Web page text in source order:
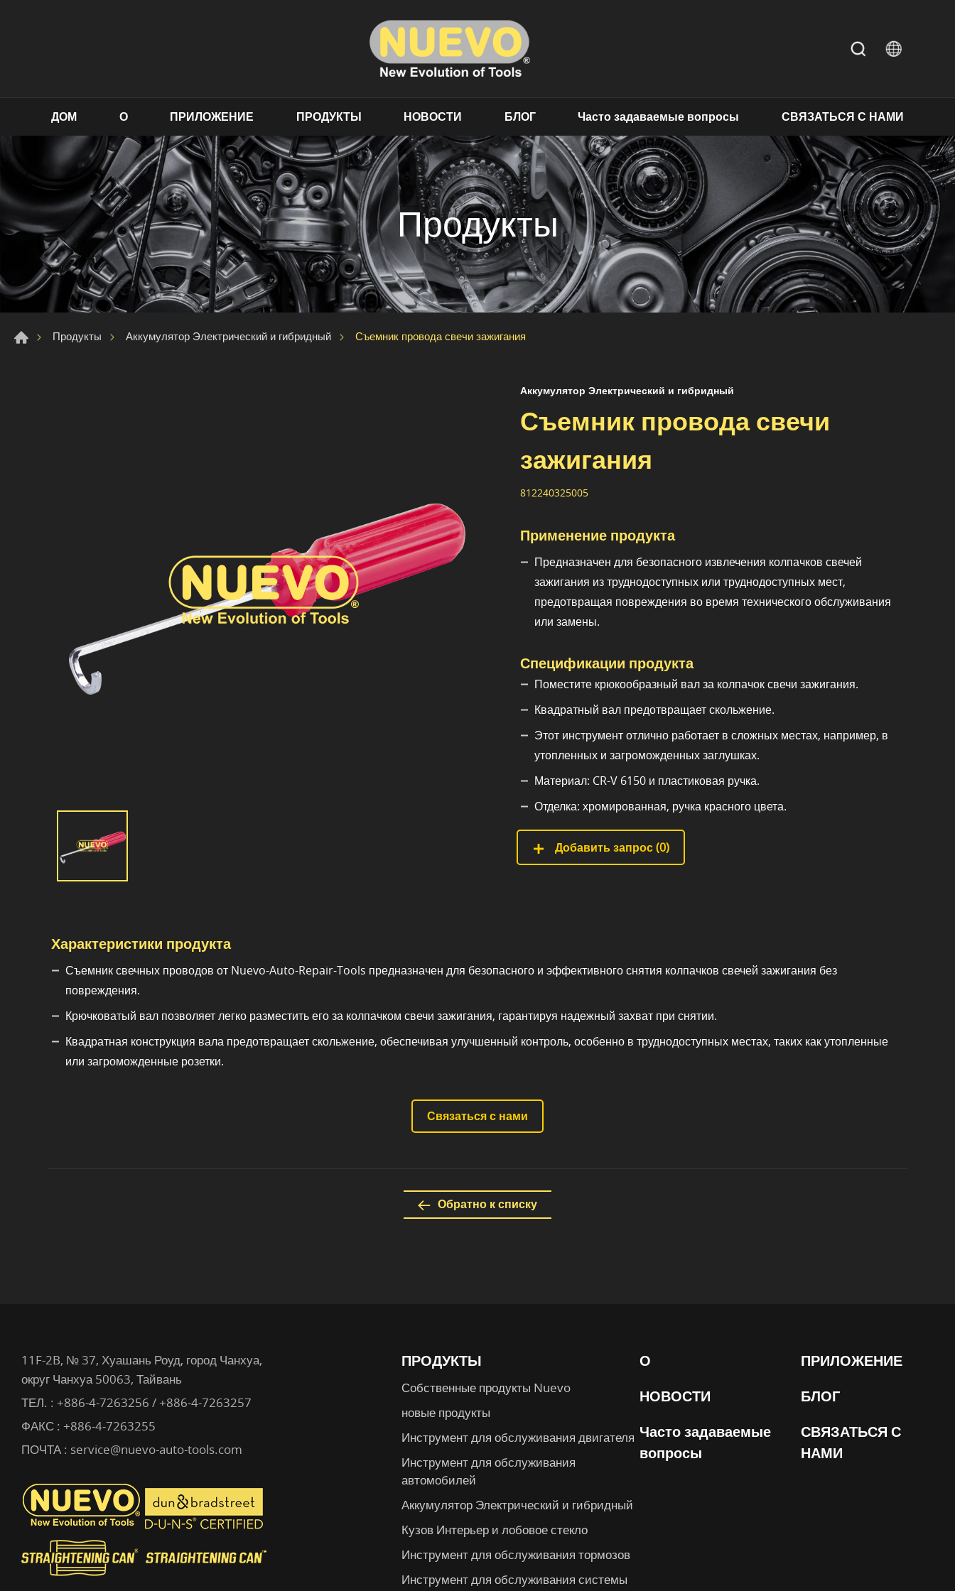
ДОМ О ПРИЛОЖЕНИЕ ПРОДУКТЫ НОВОСТИ БЛОГ Часто задаваемые вопросы СВЯЗАТЬСЯ С НАМИ
Продукты
Продукты Аккумулятор Электрический и гибридный Съемник провода свечи зажигания
Аккумулятор Электрический и гибридный
Съемник провода свечи
зажигания
812240325005
Применение продукта
Предназначен для безопасного извлечения колпачков свечей
зажигания из труднодоступных или труднодоступных мест,
предотвращая повреждения во время технического обслуживания
или замены.
Спецификации продукта
Поместите крюкообразный вал за колпачок свечи зажигания.
Квадратный вал предотвращает скольжение.
Этот инструмент отлично работает в сложных местах, например, в
утопленных и загроможденных заглушках.
Материал: CR-V 6150 и пластиковая ручка.
Отделка: хромированная, ручка красного цвета.
Добавить запрос (0)
Характеристики продукта
Съемник свечных проводов от Nuevo-Auto-Repair-Tools предназначен для безопасного и эффективного снятия колпачков свечей зажигания без
повреждения.
Крючковатый вал позволяет легко разместить его за колпачком свечи зажигания, гарантируя надежный захват при снятии.
Квадратная конструкция вала предотвращает скольжение, обеспечивая улучшенный контроль, особенно в труднодоступных местах, таких как утопленные
или загроможденные розетки.
Связаться с нами
Обратно к списку
ПРОДУКТЫ
Собственные продукты Nuevo
новые продукты
Инструмент для обслуживания двигателя
Инструмент для обслуживания
автомобилей
Аккумулятор Электрический и гибридный
Кузов Интерьер и лобовое стекло
Инструмент для обслуживания тормозов
Инструмент для обслуживания системы
О
ПРИЛОЖЕНИЕ
НОВОСТИ
БЛОГ
Часто задаваемые
вопросы
СВЯЗАТЬСЯ С
НАМИ
11F-2B, № 37, Хуашань Роуд, город Чанхуа,
округ Чанхуа 50063, Тайвань
ТЕЛ. : +886-4-7263256 / +886-4-7263257
ФАКС : +886-4-7263255
ПОЧТА : service@nuevo-auto-tools.com